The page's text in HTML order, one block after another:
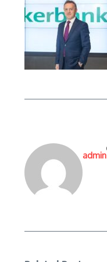
admin